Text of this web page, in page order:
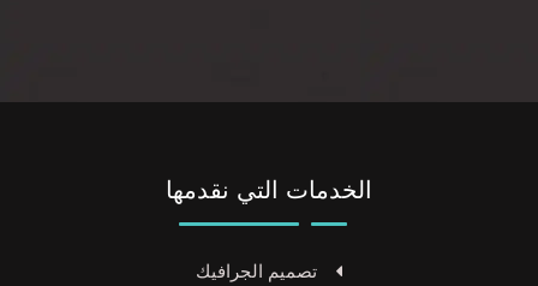
الخدمات التي نقدمها
تصميم الجرافيك